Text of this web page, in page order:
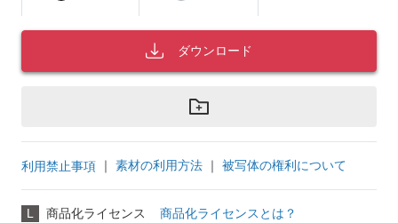
ダウンロード
利用禁止事項 ｜ 素材の利用方法 ｜ 被写体の権利について
L 商品化ライセンス 商品化ライセンスとは？